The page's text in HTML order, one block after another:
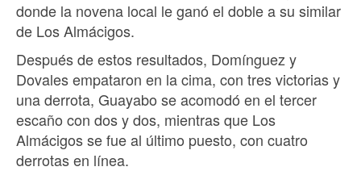
donde la novena local le ganó el doble a su similar
de Los Almácigos.
Después de estos resultados, Domínguez y
Dovales empataron en la cima, con tres victorias y
una derrota, Guayabo se acomodó en el tercer
escaño con dos y dos, mientras que Los
Almácigos se fue al último puesto, con cuatro
derrotas en línea.